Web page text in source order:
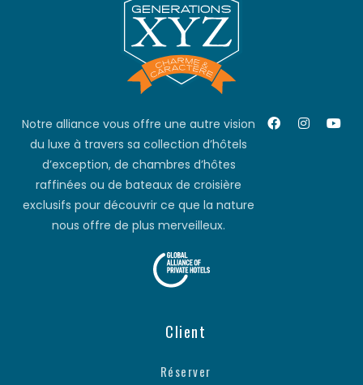
Notre alliance vous offre une autre vision
du luxe à travers sa collection d’hôtels
d’exception, de chambres d’hôtes
raffinées ou de bateaux de croisière
exclusifs pour découvrir ce que la nature
nous offre de plus merveilleux.
Client
Réserver